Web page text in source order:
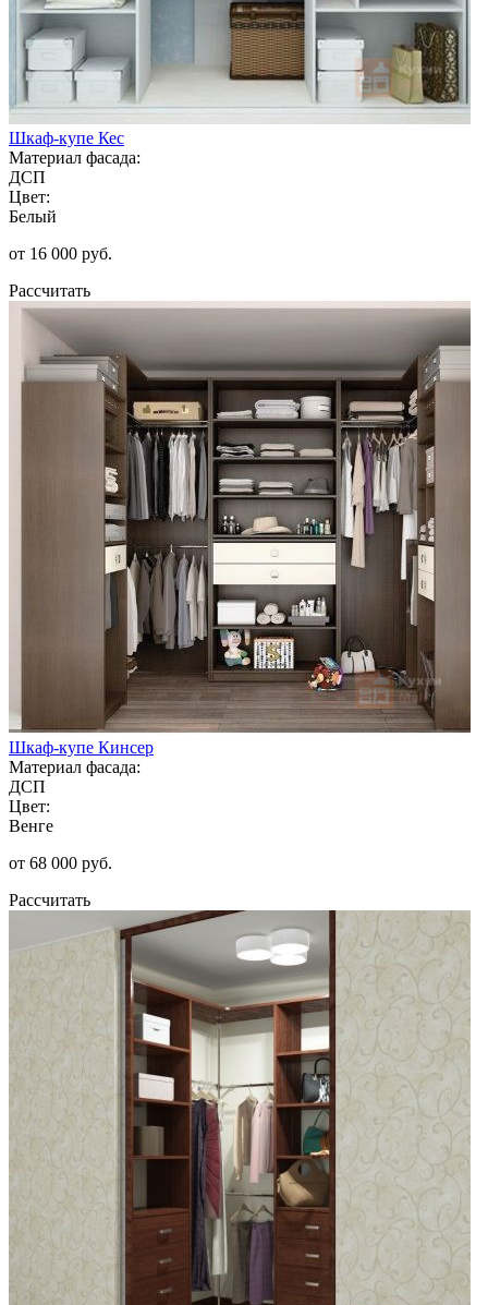
Шкаф-купе Кес
Материал фасада:
ДСП
Цвет:
Белый
от 16 000 руб.
Рассчитать
Шкаф-купе Кинсер
Материал фасада:
ДСП
Цвет:
Венге
от 68 000 руб.
Рассчитать